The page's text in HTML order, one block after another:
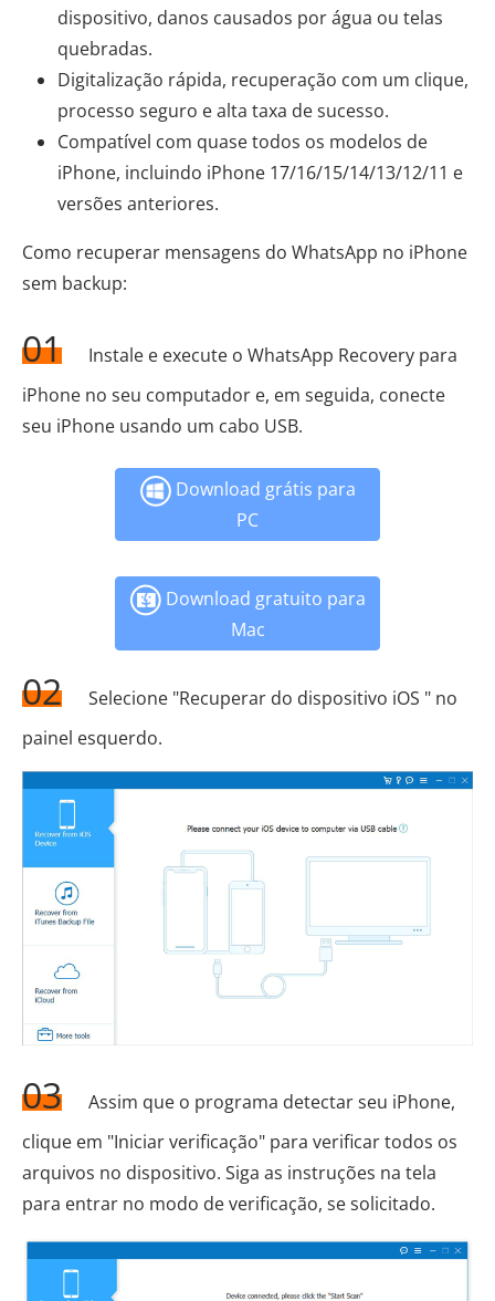
dispositivo, danos causados ​​por água ou telas
quebradas.
Digitalização rápida, recuperação com um clique,
processo seguro e alta taxa de sucesso.
Compatível com quase todos os modelos de
iPhone, incluindo iPhone 17/16/15/14/13/12/11 e
versões anteriores.
Como recuperar mensagens do WhatsApp no ​​iPhone
sem backup:
01
Instale e execute o WhatsApp Recovery para
iPhone no seu computador e, em seguida, conecte
seu iPhone usando um cabo USB.
Download grátis para
PC
Download gratuito para
Mac
02
Selecione "Recuperar do dispositivo iOS " no
painel esquerdo.
03
Assim que o programa detectar seu iPhone,
clique em "Iniciar verificação" para verificar todos os
arquivos no dispositivo. Siga as instruções na tela
para entrar no modo de verificação, se solicitado.